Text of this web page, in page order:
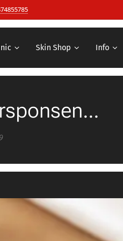
Skin Shop Info